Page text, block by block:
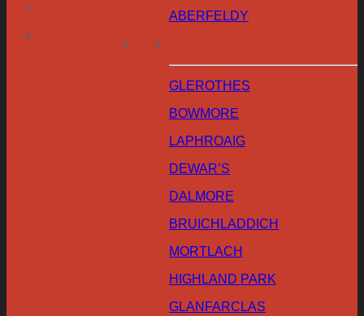
ABERFELDY
GLEROTHES
BOWMORE
LAPHROAIG
DEWAR’S
DALMORE
BRUICHLADDICH
MORTLACH
HIGHLAND PARK
GLANFARCLAS